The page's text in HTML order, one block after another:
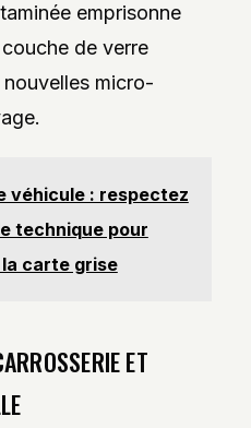
emprisonne
de verre
micro-
véhicule : respectez
technique pour
carte grise
ET